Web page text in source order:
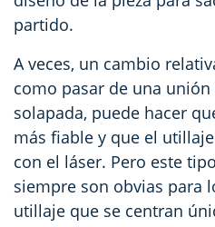
partido.
A veces, un cambio
como pasar de una
solapada, puede hacer
más fiable y que el
con el láser. Pero este
siempre son obvias para
utillaje que se centran